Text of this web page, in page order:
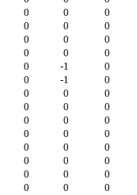
0 0
0
0 0
0
0 0
0
0 0
0
0 -1
0
0 -1
0
0 0
0
0 0
0
0 0
0
0 0
0
0 0
0
0 0
0
0 0
0
0 0
0